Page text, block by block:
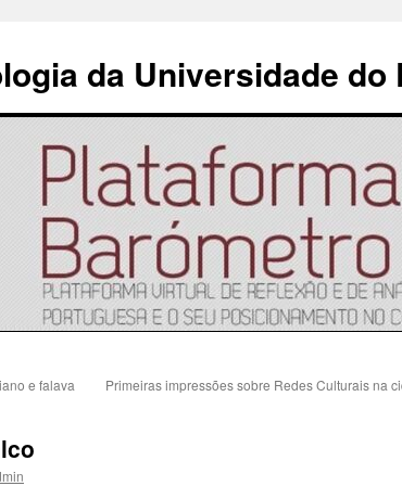
da Universidade do
e falava
Primeiras impressões sobre Redes Culturais na